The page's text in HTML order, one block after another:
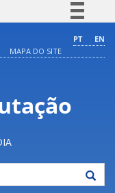
Comunica BR
à informação
Legislação
PT
EN
MAPA DO SITE